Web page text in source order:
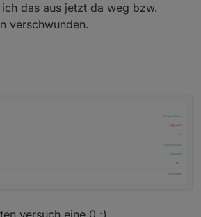
das aus jetzt da weg bzw.
verschwunden.
versuch eine 0 :)